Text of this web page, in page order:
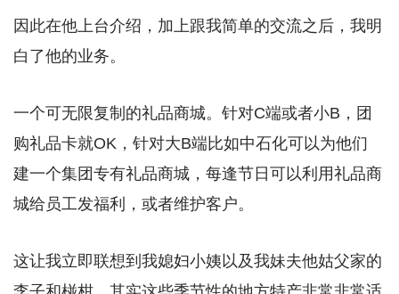
因此在他上台介绍，加上跟我简单的交流之后，我明
白了他的业务。
一个可无限复制的礼品商城。针对C端或者小B，团
购礼品卡就OK，针对大B端比如中石化可以为他们
建一个集团专有礼品商城，每逢节日可以利用礼品商
城给员工发福利，或者维护客户。
这让我立即联想到我媳妇小姨以及我妹夫他姑父家的